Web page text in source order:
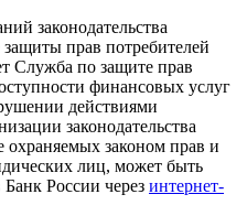
законодательства
прав потребителей
Служба по защите прав
финансовых услуг
действиями
законодательства
охраняемых законом прав и
лиц, может быть
России через интернет-